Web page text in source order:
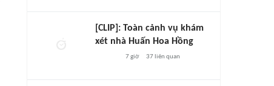
[CLIP]: Toàn cảnh vụ khám
xét nhà Huấn Hoa Hồng
7 giờ 37liên quan